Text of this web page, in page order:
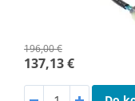
196,00 €
137,13 €